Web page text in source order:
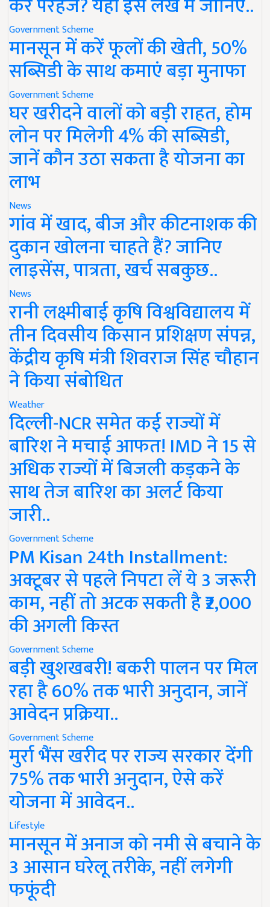
Government Scheme
मानसून में करें फूलों की खेती, 50%
सब्सिडी के साथ कमाएं बड़ा मुनाफा
Government Scheme
घर खरीदने वालों को बड़ी राहत, होम
लोन पर मिलेगी 4% की सब्सिडी,
जानें कौन उठा सकता है योजना का
लाभ
News
गांव में खाद, बीज और कीटनाशक की
दुकान खोलना चाहते हैं? जानिए
लाइसेंस, पात्रता, खर्च सबकुछ..
News
रानी लक्ष्मीबाई कृषि विश्वविद्यालय में
तीन दिवसीय किसान प्रशिक्षण संपन्न,
केंद्रीय कृषि मंत्री शिवराज सिंह चौहान
ने किया संबोधित
Weather
दिल्ली-NCR समेत कई राज्यों में
बारिश ने मचाई आफत! IMD ने 15 से
अधिक राज्यों में बिजली कड़कने के
साथ तेज बारिश का अलर्ट किया
जारी..
Government Scheme
PM Kisan 24th Installment:
अक्टूबर से पहले निपटा लें ये 3 जरूरी
काम, नहीं तो अटक सकती है ₹2,000
की अगली किस्त
Government Scheme
बड़ी खुशखबरी! बकरी पालन पर मिल
रहा है 60% तक भारी अनुदान, जानें
आवेदन प्रक्रिया..
Government Scheme
मुर्रा भैंस खरीद पर राज्य सरकार देंगी
75% तक भारी अनुदान, ऐसे करें
योजना में आवेदन..
Lifestyle
मानसून में अनाज को नमी से बचाने के
3 आसान घरेलू तरीके, नहीं लगेगी
फफूंदी